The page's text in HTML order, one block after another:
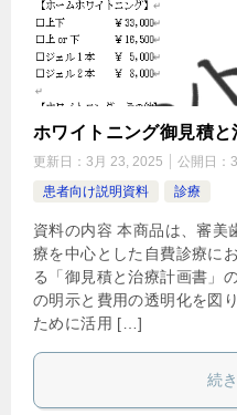
ホワイトニング御見積と
更新日： 3月 23, 2025 公開日：
患者向け説明資料
診療
資料の内容 本商品は、審美
療を中心とした自費診療に
る「御見積と治療計画書」
の明示と費用の透明化を図
ために活用 […]
続